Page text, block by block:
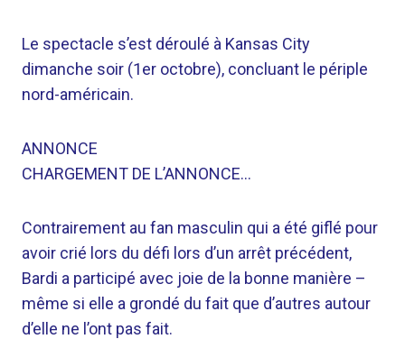
Le spectacle s’est déroulé à Kansas City
dimanche soir (1er octobre), concluant le périple
nord-américain.
ANNONCE
CHARGEMENT DE L’ANNONCE…
Contrairement au fan masculin qui a été giflé pour
avoir crié lors du défi lors d’un arrêt précédent,
Bardi a participé avec joie de la bonne manière –
même si elle a grondé du fait que d’autres autour
d’elle ne l’ont pas fait.